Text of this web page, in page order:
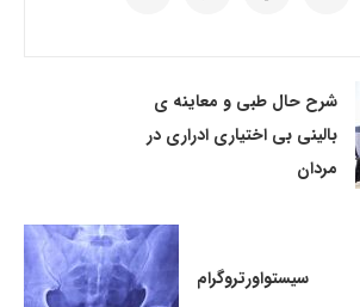
شرح حال طبی و معاینه ی
بالینی بی اختیاری ادراری در
مردان
سیستواورتروگرام